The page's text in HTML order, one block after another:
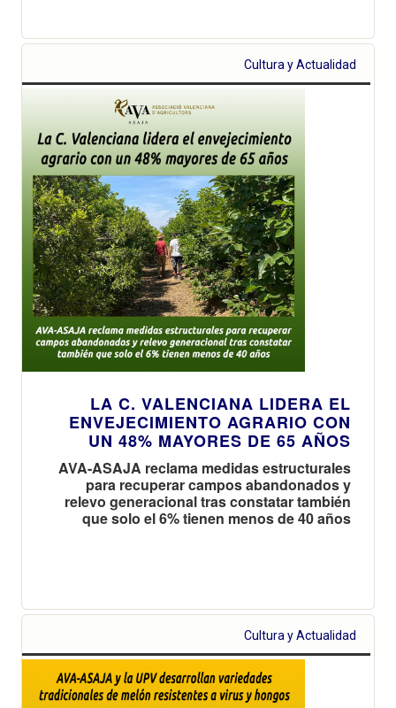
Cultura y Actualidad
LA C. VALENCIANA LIDERA EL
ENVEJECIMIENTO AGRARIO CON
UN 48% MAYORES DE 65 AÑOS
AVA-ASAJA reclama medidas estructurales
para recuperar campos abandonados y
relevo generacional tras constatar también
que solo el 6% tienen menos de 40 años
Cultura y Actualidad